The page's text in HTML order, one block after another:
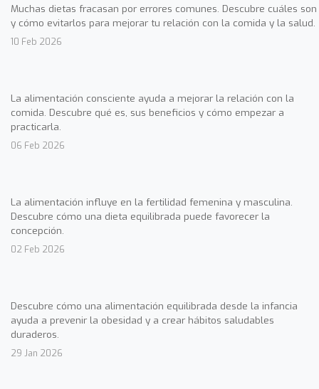
Muchas dietas fracasan por errores comunes. Descubre cuáles son
y cómo evitarlos para mejorar tu relación con la comida y la salud.
10 Feb 2026
La alimentación consciente ayuda a mejorar la relación con la
comida. Descubre qué es, sus beneficios y cómo empezar a
practicarla.
06 Feb 2026
La alimentación influye en la fertilidad femenina y masculina.
Descubre cómo una dieta equilibrada puede favorecer la
concepción.
02 Feb 2026
Descubre cómo una alimentación equilibrada desde la infancia
ayuda a prevenir la obesidad y a crear hábitos saludables
duraderos.
29 Jan 2026